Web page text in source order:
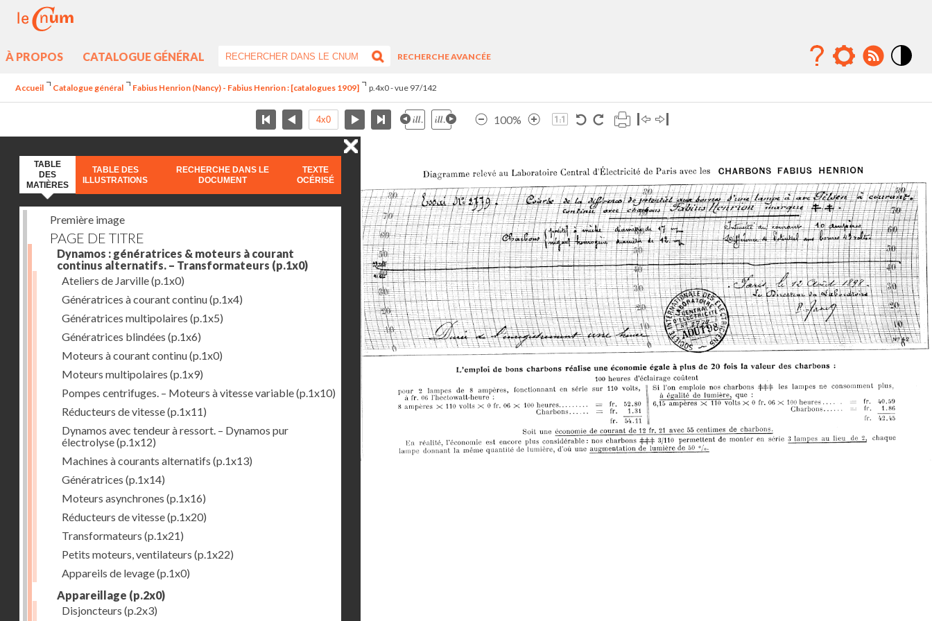
À PROPOS CATALOGUE GÉNÉRAL
RECHERCHE AVANCÉE
Accueil Catalogue général Fabius Henrion (Nancy) - Fabius Henrion : [catalogues 1909] p.4x0 - vue 97/142
100%
TABLE
DES
MATIÈRES
TABLE DES
ILLUSTRATIONS
RECHERCHE DANS LE
DOCUMENT
TEXTE
OCÉRISÉ
Première image
PAGE DE TITRE
Dynamos : génératrices & moteurs à courant
continus alternatifs. – Transformateurs (p.1x0)
Ateliers de Jarville(p.1x0)
Génératrices à courant continu(p.1x4)
Génératrices multipolaires (p.1x5)
Génératrices blindées (p.1x6)
Moteurs à courant continu(p.1x0)
Moteurs multipolaires (p.1x9)
Pompes centrifuges. – Moteurs à vitesse variable(p.1x10)
Réducteurs de vitesse(p.1x11)
Dynamos avec tendeur à ressort. – Dynamos pur
électrolyse(p.1x12)
Machines à courants alternatifs (p.1x13)
Génératrices (p.1x14)
Moteurs asynchrones (p.1x16)
Réducteurs de vitesse(p.1x20)
Transformateurs (p.1x21)
Petits moteurs, ventilateurs (p.1x22)
Appareils de levage(p.1x0)
Appareillage (p.2x0)
Disjoncteurs (p.2x3)